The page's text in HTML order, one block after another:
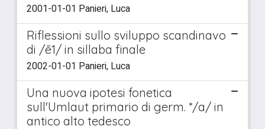
2001-01-01 Panieri, Luca
Riflessioni sullo sviluppo scandinavo
di /ē1/ in sillaba finale
2002-01-01 Panieri, Luca
Una nuova ipotesi fonetica
sull'Umlaut primario di germ. */a/ in
antico alto tedesco